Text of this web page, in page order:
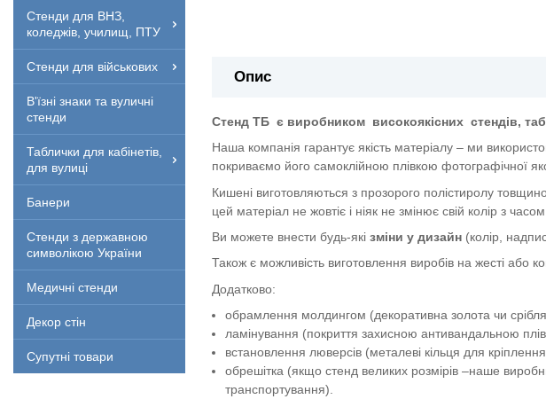
Стенди для ВНЗ,
коледжів, училищ, ПТУ
Стенди для військових
В'їзні знаки та вуличні
стенди
Таблички для кабінетів,
для вулиці
Банери
Стенди з державною
символікою України
Медичні стенди
Декор стін
Супутні товари
Опис
Стенд ТБ є виробником високоякісних стендів,
Наша компанія гарантує якість матеріалу – ми
покриваємо його самоклійною плівкою фотографічної
Кишені виготовляються з прозорого полістиролу
цей матеріал не жовтіє і ніяк не змінює свій колір з часом.
Ви можете внести будь-які зміни у дизайн (колір,
Також є можливість виготовлення виробів на жесті або
Додатково:
обрамлення молдингом (декоративна золота чи
ламінування (покриття захисною антивандальною
встановлення люверсів (металеві кільця для
обрешітка (якщо стенд великих розмірів –наше
транспортування).